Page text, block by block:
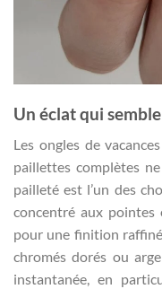
Un éclat qui
Les ongles de
paillettes complètes
pailleté est l’un des
concentré aux pointes
pour une finition
chromés dorés ou
instantanée, en